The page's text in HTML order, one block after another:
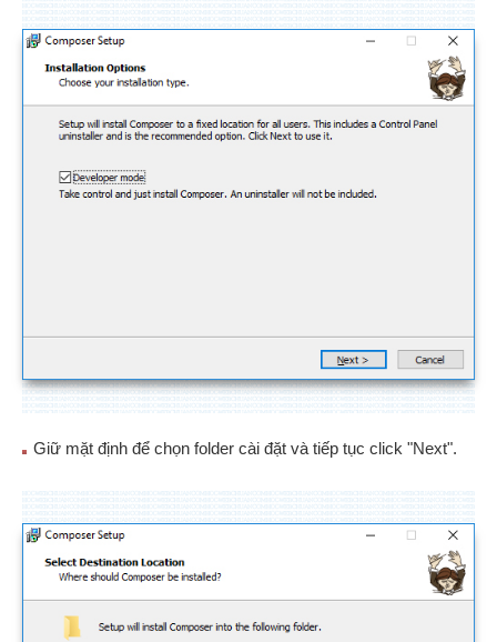
Giữ mặt định để chọn folder cài đặt và tiếp tục click "Next".